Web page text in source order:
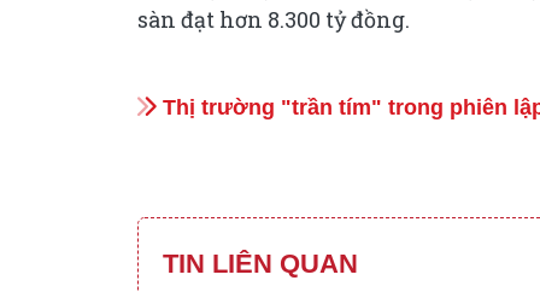
sàn đạt hơn 8.300 tỷ đồng.
Thị trường "trần tím" trong phiên
TIN LIÊN QUAN